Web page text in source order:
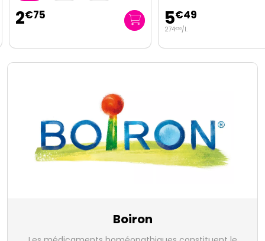
2€75 5€49
274€50/l.
Boiron